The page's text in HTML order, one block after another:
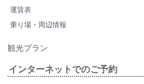
運賃表
乗り場・周辺情報
観光プラン
インターネットでのご予約